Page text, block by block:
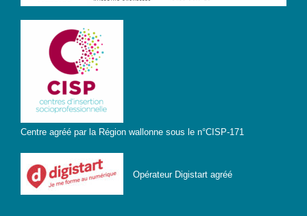
Centre agréé par la Région wallonne sous le n°CISP-171
Opérateur Digistart agréé